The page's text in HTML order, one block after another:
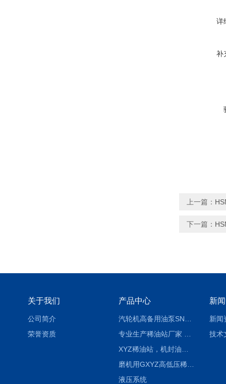
详
补
上一篇：
下一篇：
关于我们
公司简介
荣誉资质
产品中心
磨机用GXYZ高低压稀油站，静压油润滑系统
液压系统
新
新闻
技术